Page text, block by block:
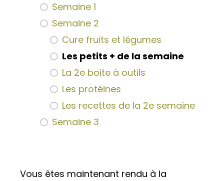
Semaine 1
Semaine 2
Cure fruits et légumes
Les petits + de la semaine
La 2e boite à outils
Les protéines
Les recettes de la 2e semaine
Semaine 3
Vous êtes maintenant rendu à la